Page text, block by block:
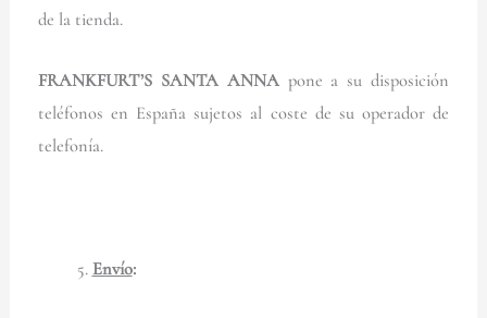
de la tienda.
FRANKFURT’S SANTA ANNA pone a su disposición
teléfonos en España sujetos al coste de su operador de
telefonía.
Envío: